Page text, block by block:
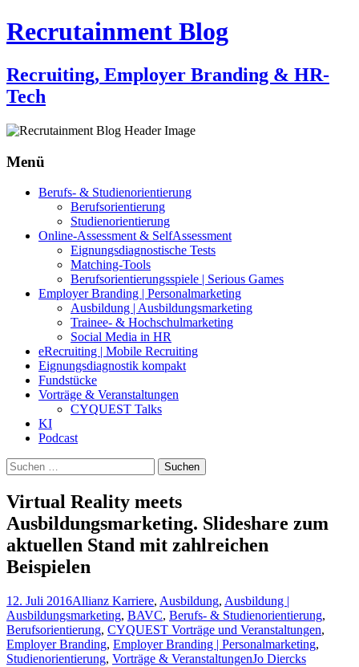
Recrutainment Blog
Recruiting, Employer Branding & HR-
Tech
Menü
Zum
Berufs- & Studienorientierung
Berufsorientierung
Studienorientierung
Online-Assessment & SelfAssessment
Eignungsdiagnostische Tests
Matching-Tools
Berufsorientierungsspiele | Serious Games
Employer Branding | Personalmarketing
Ausbildung | Ausbildungsmarketing
Trainee- & Hochschulmarketing
Social Media in HR
eRecruiting | Mobile Recruiting
Eignungsdiagnostik kompakt
Fundstücke
Vorträge & Veranstaltungen
CYQUEST Talks
KI
Podcast
Suchen
nach:
Virtual Reality meets
Ausbildungsmarketing. Slideshare zum
aktuellen Stand mit zahlreichen
Beispielen
12. Juli 2016Allianz Karriere, Ausbildung, Ausbildung |
Ausbildungsmarketing, BAVC, Berufs- & Studienorientierung,
Berufsorientierung, CYQUEST Vorträge und Veranstaltungen,
Employer Branding, Employer Branding | Personalmarketing,
Studienorientierung, Vorträge & VeranstaltungenJo Diercks